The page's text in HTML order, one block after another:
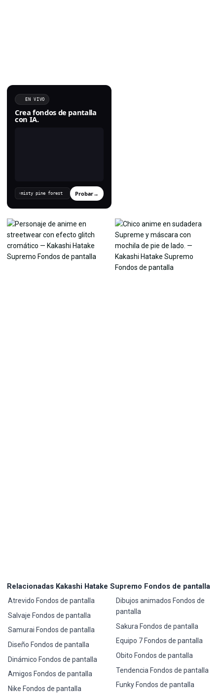
EN VIVO
Crea fondos de pantalla
con IA.
› Probar→
Relacionadas Kakashi Hatake Supremo Fondos de pantalla
Atrevido Fondos de pantalla
Salvaje Fondos de pantalla
Samurai Fondos de pantalla
Diseño Fondos de pantalla
Dinámico Fondos de pantalla
Amigos Fondos de pantalla
Nike Fondos de pantalla
Dibujos animados Fondos de
pantalla
Sakura Fondos de pantalla
Equipo 7 Fondos de pantalla
Obito Fondos de pantalla
Tendencia Fondos de pantalla
Funky Fondos de pantalla